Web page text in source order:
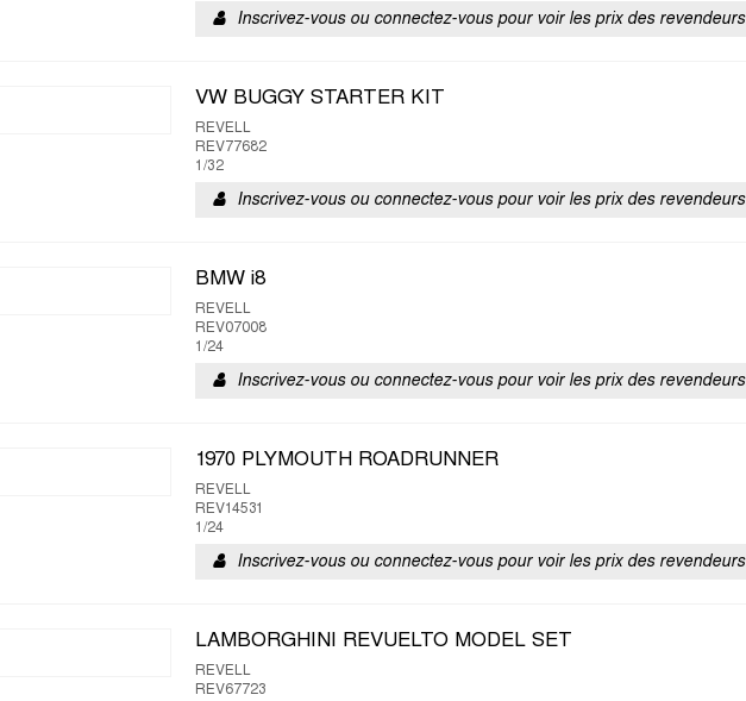
Inscrivez-vous ou connectez-vous pour voir les prix des revendeurs
VW BUGGY STARTER KIT
REVELL
REV77682
1/32
Inscrivez-vous ou connectez-vous pour voir les prix des revendeurs
BMW i8
REVELL
REV07008
1/24
Inscrivez-vous ou connectez-vous pour voir les prix des revendeurs
1970 PLYMOUTH ROADRUNNER
REVELL
REV14531
1/24
Inscrivez-vous ou connectez-vous pour voir les prix des revendeurs
LAMBORGHINI REVUELTO MODEL SET
REVELL
REV67723